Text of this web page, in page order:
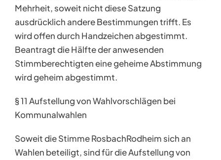
Mehrheit, soweit nicht diese Satzung
ausdrücklich andere Bestimmungen trifft. Es
wird offen durch Handzeichen abgestimmt.
Beantragt die Hälfte der anwesenden
Stimmberechtigten eine geheime Abstimmung
wird geheim abgestimmt.
§ 11 Aufstellung von Wahlvorschlägen bei
Kommunalwahlen
Soweit die Stimme RosbachRodheim sich an
Wahlen beteiligt, sind für die Aufstellung von